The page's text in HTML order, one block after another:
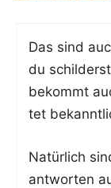
Das sind
du
bekommt
tet
Natür­lich
ant­wor­ten